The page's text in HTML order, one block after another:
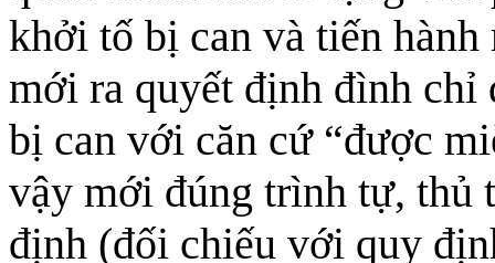
khởi tố bị can và tiến
mới ra quyết định đình chỉ
bị can với căn cứ “được
vậy mới đúng trình tự, thủ
định (đối chiếu với quy